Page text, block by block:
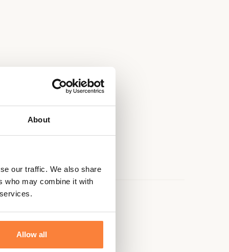
About
our traffic. We also share
who may combine it with
Allow all